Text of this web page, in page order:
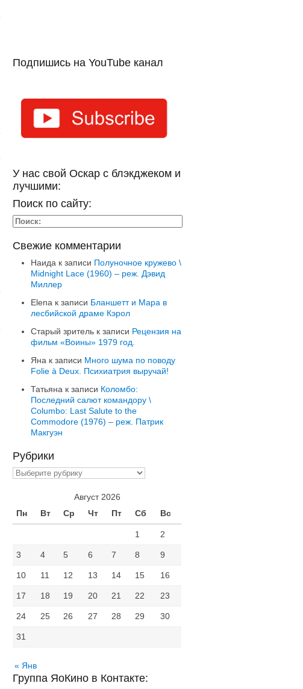
Подпишись на YouTube канал
У нас свой Оскар с блэкджеком и
лучшими:
Поиск по сайту:
Свежие комментарии
Наида к записи Полуночное кружево \
Midnight Lace (1960) – реж. Дэвид
Миллер
Elena к записи Бланшетт и Мара в
лесбийской драме Кэрол
Старый зритель к записи Рецензия на
фильм «Воины» 1979 год.
Яна к записи Много шума по поводу
Folie à Deux. Психиатрия выручай!
Татьяна к записи Коломбо:
Последний салют командору \
Columbo: Last Salute to the
Commodore (1976) – реж. Патрик
Макгуэн
Рубрики
Рубрики
Август 2026
Пн
Вт Ср Чт Пт Сб Вс
1 2
3 4 5 6 7 8 9
10 11 12 13 14 15 16
17 18 19 20 21 22 23
24 25 26 27 28 29 30
31
« Янв
Группа ЯоКино в Контакте: